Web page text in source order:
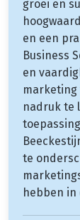
groei en
en een
Business
en
marketing
nadruk te
te
hebben in